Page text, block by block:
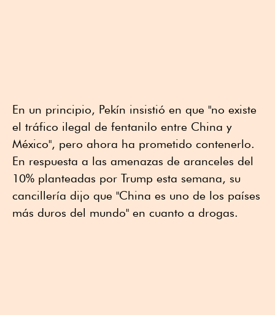
En un principio, Pekín insistió en que "no existe
el tráfico ilegal de fentanilo entre China y
México", pero ahora ha prometido contenerlo.
En respuesta a las amenazas de aranceles del
10% planteadas por Trump esta semana, su
cancillería dijo que "China es uno de los países
más duros del mundo" en cuanto a drogas.